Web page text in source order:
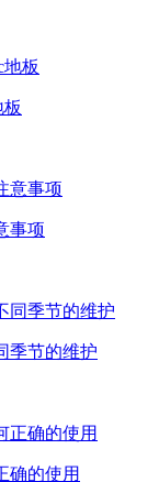
事项
季节的维护
确的使用